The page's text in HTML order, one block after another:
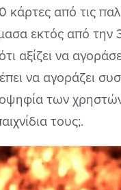
κάρτες από τις
εκτός από
αξίζει να
να αγοράζει
των
τους;.